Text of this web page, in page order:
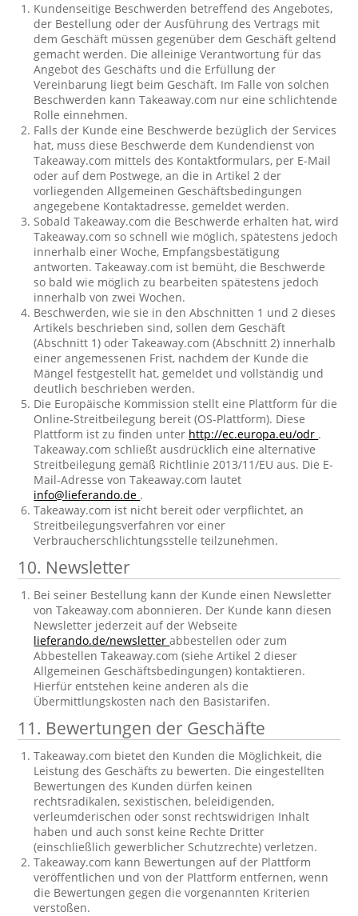
Kundenseitige Beschwerden betreffend des Angebotes,
der Bestellung oder der Ausführung des Vertrags mit
dem Geschäft müssen gegenüber dem Geschäft geltend
gemacht werden. Die alleinige Verantwortung für das
Angebot des Geschäfts und die Erfüllung der
Vereinbarung liegt beim Geschäft. Im Falle von solchen
Beschwerden kann Takeaway.com nur eine schlichtende
Rolle einnehmen.
Falls der Kunde eine Beschwerde bezüglich der Services
hat, muss diese Beschwerde dem Kundendienst von
Takeaway.com mittels des Kontaktformulars, per E-Mail
oder auf dem Postwege, an die in Artikel 2 der
vorliegenden Allgemeinen Geschäftsbedingungen
angegebene Kontaktadresse, gemeldet werden.
Sobald Takeaway.com die Beschwerde erhalten hat, wird
Takeaway.com so schnell wie möglich, spätestens jedoch
innerhalb einer Woche, Empfangsbestätigung
antworten. Takeaway.com ist bemüht, die Beschwerde
so bald wie möglich zu bearbeiten spätestens jedoch
innerhalb von zwei Wochen.
Beschwerden, wie sie in den Abschnitten 1 und 2 dieses
Artikels beschrieben sind, sollen dem Geschäft
(Abschnitt 1) oder Takeaway.com (Abschnitt 2) innerhalb
einer angemessenen Frist, nachdem der Kunde die
Mängel festgestellt hat, gemeldet und vollständig und
deutlich beschrieben werden.
Die Europäische Kommission stellt eine Plattform für die
Online-Streitbeilegung bereit (OS-Plattform). Diese
Plattform ist zu finden unter http://ec.europa.eu/odr .
Takeaway.com schließt ausdrücklich eine alternative
Streitbeilegung gemäß Richtlinie 2013/11/EU aus. Die E-
Mail-Adresse von Takeaway.com lautet
info@lieferando.de .
Takeaway.com ist nicht bereit oder verpflichtet, an
Streitbeilegungsverfahren vor einer
Verbraucherschlichtungsstelle teilzunehmen.
10. Newsletter
Bei seiner Bestellung kann der Kunde einen Newsletter
von Takeaway.com abonnieren. Der Kunde kann diesen
Newsletter jederzeit auf der Webseite
lieferando.de/newsletterabbestellen oder zum
Abbestellen Takeaway.com (siehe Artikel 2 dieser
Allgemeinen Geschäftsbedingungen) kontaktieren.
Hierfür entstehen keine anderen als die
Übermittlungskosten nach den Basistarifen.
11. Bewertungen der Geschäfte
Takeaway.com bietet den Kunden die Möglichkeit, die
Leistung des Geschäfts zu bewerten. Die eingestellten
Bewertungen des Kunden dürfen keinen
rechtsradikalen, sexistischen, beleidigenden,
verleumderischen oder sonst rechtswidrigen Inhalt
haben und auch sonst keine Rechte Dritter
(einschließlich gewerblicher Schutzrechte) verletzen.
Takeaway.com kann Bewertungen auf der Plattform
veröffentlichen und von der Plattform entfernen, wenn
die Bewertungen gegen die vorgenannten Kriterien
verstoßen.